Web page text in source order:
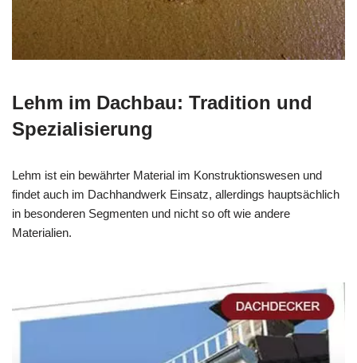
Lehm im Dachbau: Tradition und
Spezialisierung
Lehm ist ein bewährter Material im Konstruktionswesen und
findet auch im Dachhandwerk Einsatz, allerdings hauptsächlich
in besonderen Segmenten und nicht so oft wie andere
Materialien.